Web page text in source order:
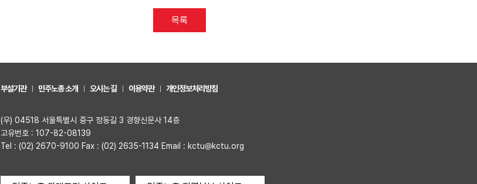
목록
부설기관 민주노총 소개 오시는 길 이용약관 개인정보처리방침
(우) 04518 서울특별시 중구 정동길 3 경향신문사 14층
고유번호 : 107-82-08139
Tel : (02) 2670-9100 Fax : (02) 2635-1134 Email : kctu@kctu.org